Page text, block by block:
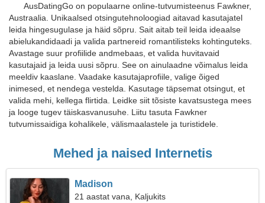
AusDatingGo on populaarne online-tutvumisteenus Fawkner,
Austraalia. Unikaalsed otsingutehnoloogiad aitavad kasutajatel
leida hingesugulase ja häid sõpru. Sait aitab teil leida ideaalse
abielukandidaadi ja valida partnereid romantilisteks kohtinguteks.
Avastage suur profiilide andmebaas, et valida huvitavaid
kasutajaid ja leida uusi sõpru. See on ainulaadne võimalus leida
meeldiv kaaslane. Vaadake kasutajaprofiile, valige õiged
inimesed, et nendega vestelda. Kasutage täpsemat otsingut, et
valida mehi, kellega flirtida. Leidke siit tõsiste kavatsustega mees
ja looge tugev täiskasvanusuhe. Liitu tasuta Fawkner
tutvumissaidiga kohalikele, välismaalastele ja turistidele.
Mehed ja naised Internetis
Madison
21 aastat vana, Kaljukits